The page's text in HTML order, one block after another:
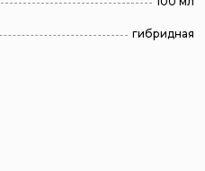
гибридная